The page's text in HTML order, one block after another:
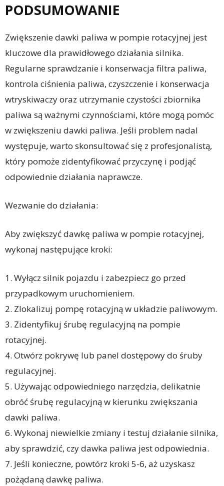
PODSUMOWANIE
Zwiększenie dawki paliwa w pompie rotacyjnej jest
kluczowe dla prawidłowego działania silnika.
Regularne sprawdzanie i konserwacja filtra paliwa,
kontrola ciśnienia paliwa, czyszczenie i konserwacja
wtryskiwaczy oraz utrzymanie czystości zbiornika
paliwa są ważnymi czynnościami, które mogą pomóc
w zwiększeniu dawki paliwa. Jeśli problem nadal
występuje, warto skonsultować się z profesjonalistą,
który pomoże zidentyfikować przyczynę i podjąć
odpowiednie działania naprawcze.
Wezwanie do działania:
Aby zwiększyć dawkę paliwa w pompie rotacyjnej,
wykonaj następujące kroki:
1. Wyłącz silnik pojazdu i zabezpiecz go przed
przypadkowym uruchomieniem.
2. Zlokalizuj pompę rotacyjną w układzie paliwowym.
3. Zidentyfikuj śrubę regulacyjną na pompie
rotacyjnej.
4. Otwórz pokrywę lub panel dostępowy do śruby
regulacyjnej.
5. Używając odpowiedniego narzędzia, delikatnie
obróć śrubę regulacyjną w kierunku zwiększania
dawki paliwa.
6. Wykonaj niewielkie zmiany i testuj działanie silnika,
aby sprawdzić, czy dawka paliwa jest odpowiednia.
7. Jeśli konieczne, powtórz kroki 5-6, aż uzyskasz
pożądaną dawkę paliwa.